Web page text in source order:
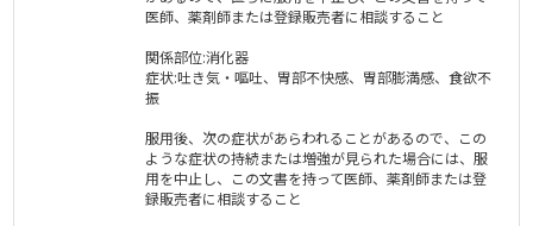
医師、薬剤師または登録販売者に相談すること
関係部位:消化器
症状:吐き気・嘔吐、胃部不快感、胃部膨満感、食欲不
振
服用後、次の症状があらわれることがあるので、この
ような症状の持続または増強が見られた場合には、服
用を中止し、この文書を持って医師、薬剤師または登
録販売者に相談すること